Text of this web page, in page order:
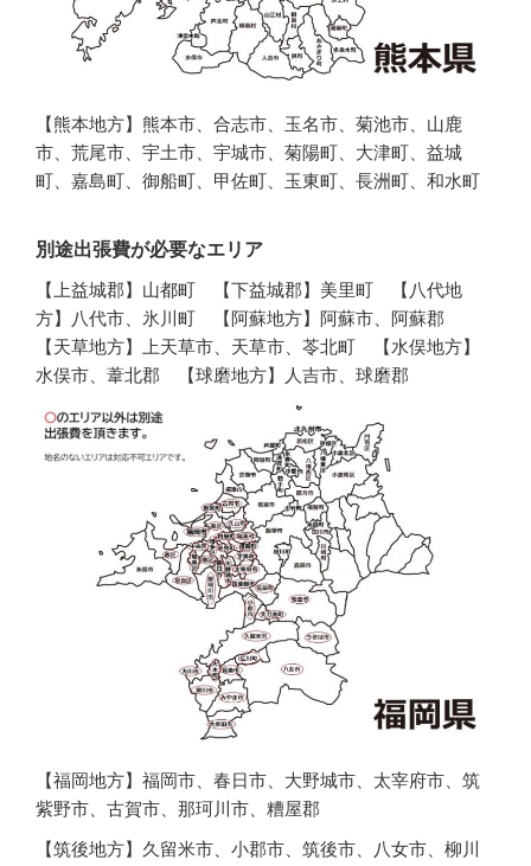
【熊本地方】熊本市、合志市、玉名市、菊池市、山鹿
市、荒尾市、宇土市、宇城市、菊陽町、大津町、益城
町、嘉島町、御船町、甲佐町、玉東町、長洲町、和水町
別途出張費が必要なエリア
【上益城郡】山都町 【下益城郡】美里町 【八代地
方】八代市、氷川町 【阿蘇地方】阿蘇市、阿蘇郡
【天草地方】上天草市、天草市、苓北町 【水俣地方】
水俣市、葦北郡 【球磨地方】人吉市、球磨郡
【福岡地方】福岡市、春日市、大野城市、太宰府市、筑
紫野市、古賀市、那珂川市、糟屋郡
【筑後地方】久留米市、小郡市、筑後市、八女市、柳川